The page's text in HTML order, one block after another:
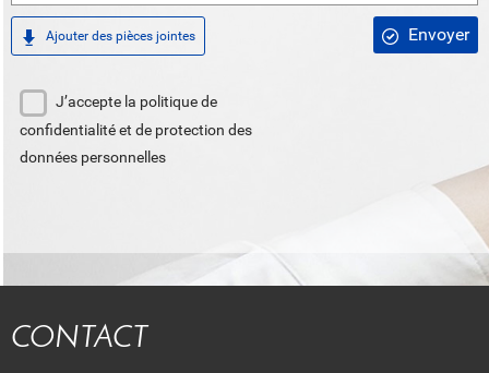
Ajouter des pièces jointes
J’accepte la politique de
confidentialité et de protection des
données personnelles
Envoyer
CONTACT